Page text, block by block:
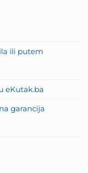
ili putem
eKutak.ba
garancija